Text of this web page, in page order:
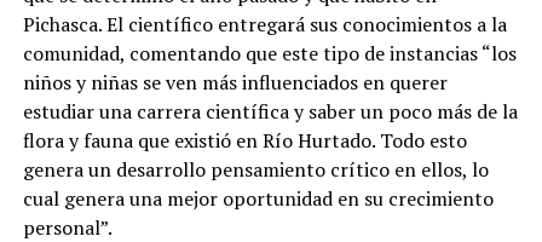
Pichasca. El científico entregará sus conocimientos a la
comunidad, comentando que este tipo de instancias “los
niños y niñas se ven más influenciados en querer
estudiar una carrera científica y saber un poco más de la
flora y fauna que existió en Río Hurtado. Todo esto
genera un desarrollo pensamiento crítico en ellos, lo
cual genera una mejor oportunidad en su crecimiento
personal”.